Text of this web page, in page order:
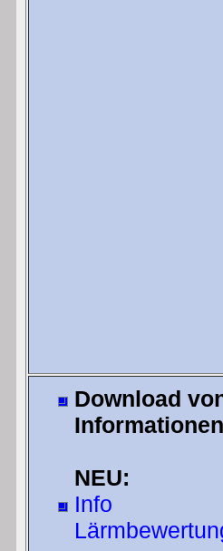
Download
Informationen
NEU:
Info